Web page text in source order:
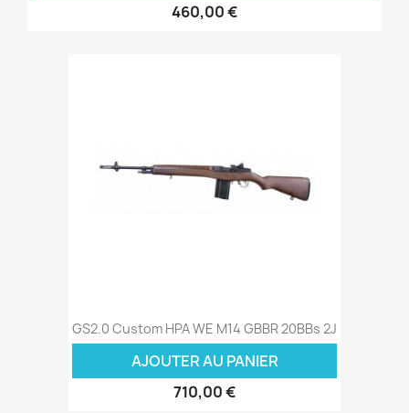
460,00 €
GS2.0 Custom HPA WE M14 GBBR 20BBs 2J
AJOUTER AU PANIER
710,00 €